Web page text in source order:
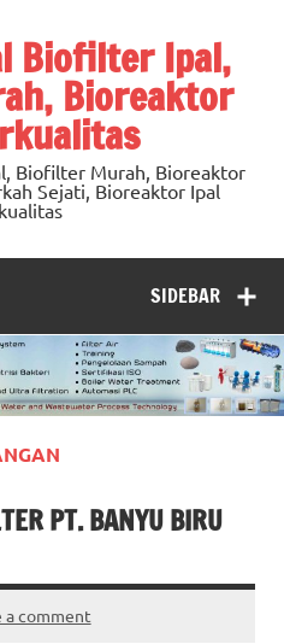
Biofilter Ipal,
Bioreaktor
Biofilter Murah, Bioreaktor
Sejati, Bioreaktor Ipal
SIDEBAR
PT. BANYU BIRU
a comment